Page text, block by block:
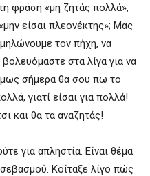
φράση «μη ζητάς πολλά»,
είσαι πλεονέκτης»; Μας
τον πήχη, να
στα λίγα για να
σήμερα θα σου πω το
γιατί είσαι για πολλά!
και θα τα αναζητάς!
για απληστία. Είναι θέμα
Κοίταξε λίγο πώς